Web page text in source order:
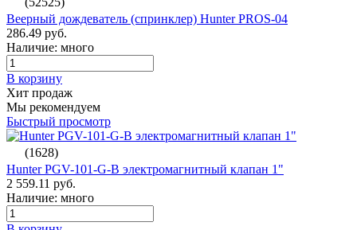
Веерный дождеватель (спринклер) Hunter PROS-04
286.49 руб.
Наличие: много
В корзину
Хит продаж
Мы рекомендуем
Быстрый просмотр
(1628)
Hunter PGV-101-G-B электромагнитный клапан 1"
2 559.11 руб.
Наличие: много